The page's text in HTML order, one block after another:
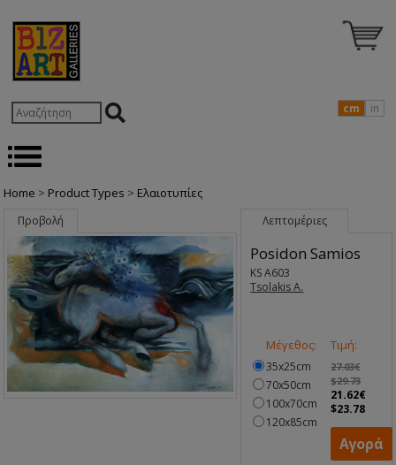
cm in
Home > Product Types > Ελαιοτυπίες
Προβολή Λεπτομέριες
Posidon Samios
KS A603
Tsolakis A.
Μέγεθος:
35x25cm
70x50cm
100x70cm
120x85cm
Τιμή:
27.03€
$29.73
21.62€
$23.78
Αγορά